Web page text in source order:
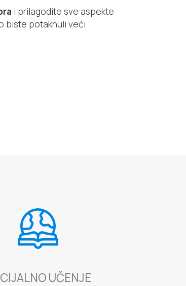
i prilagodite sve aspekte
biste potaknuli veći
UČENJE